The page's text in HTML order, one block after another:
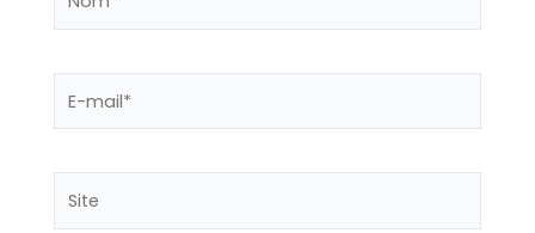
mail*